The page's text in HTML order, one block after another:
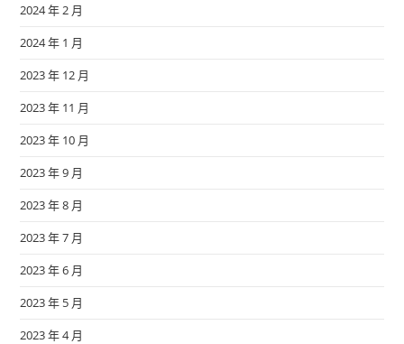
2024 年 2 月
2024 年 1 月
2023 年 12 月
2023 年 11 月
2023 年 10 月
2023 年 9 月
2023 年 8 月
2023 年 7 月
2023 年 6 月
2023 年 5 月
2023 年 4 月